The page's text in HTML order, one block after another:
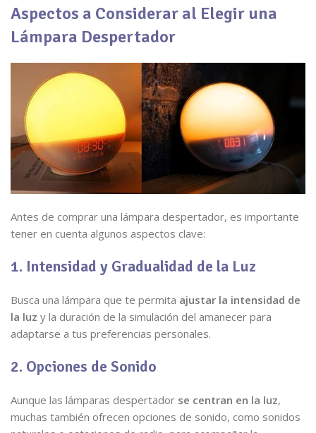
Aspectos a Considerar al Elegir una
Lámpara Despertador
Antes de comprar una lámpara despertador, es importante
tener en cuenta algunos aspectos clave:
1. Intensidad y Gradualidad de la Luz
Busca una lámpara que te permita ajustar la intensidad de
la luz y la duración de la simulación del amanecer para
adaptarse a tus preferencias personales.
2. Opciones de Sonido
Aunque las lámparas despertador se centran en la luz,
muchas también ofrecen opciones de sonido, como sonidos